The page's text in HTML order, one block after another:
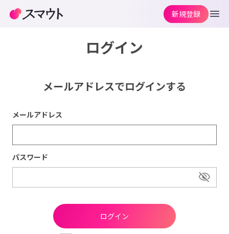
ログイン
メールアドレスでログインする
メールアドレス
パスワード
新規登録